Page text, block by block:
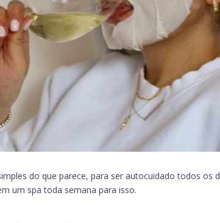
do que parece, para ser autocuidado todos os
um spa toda semana para isso.